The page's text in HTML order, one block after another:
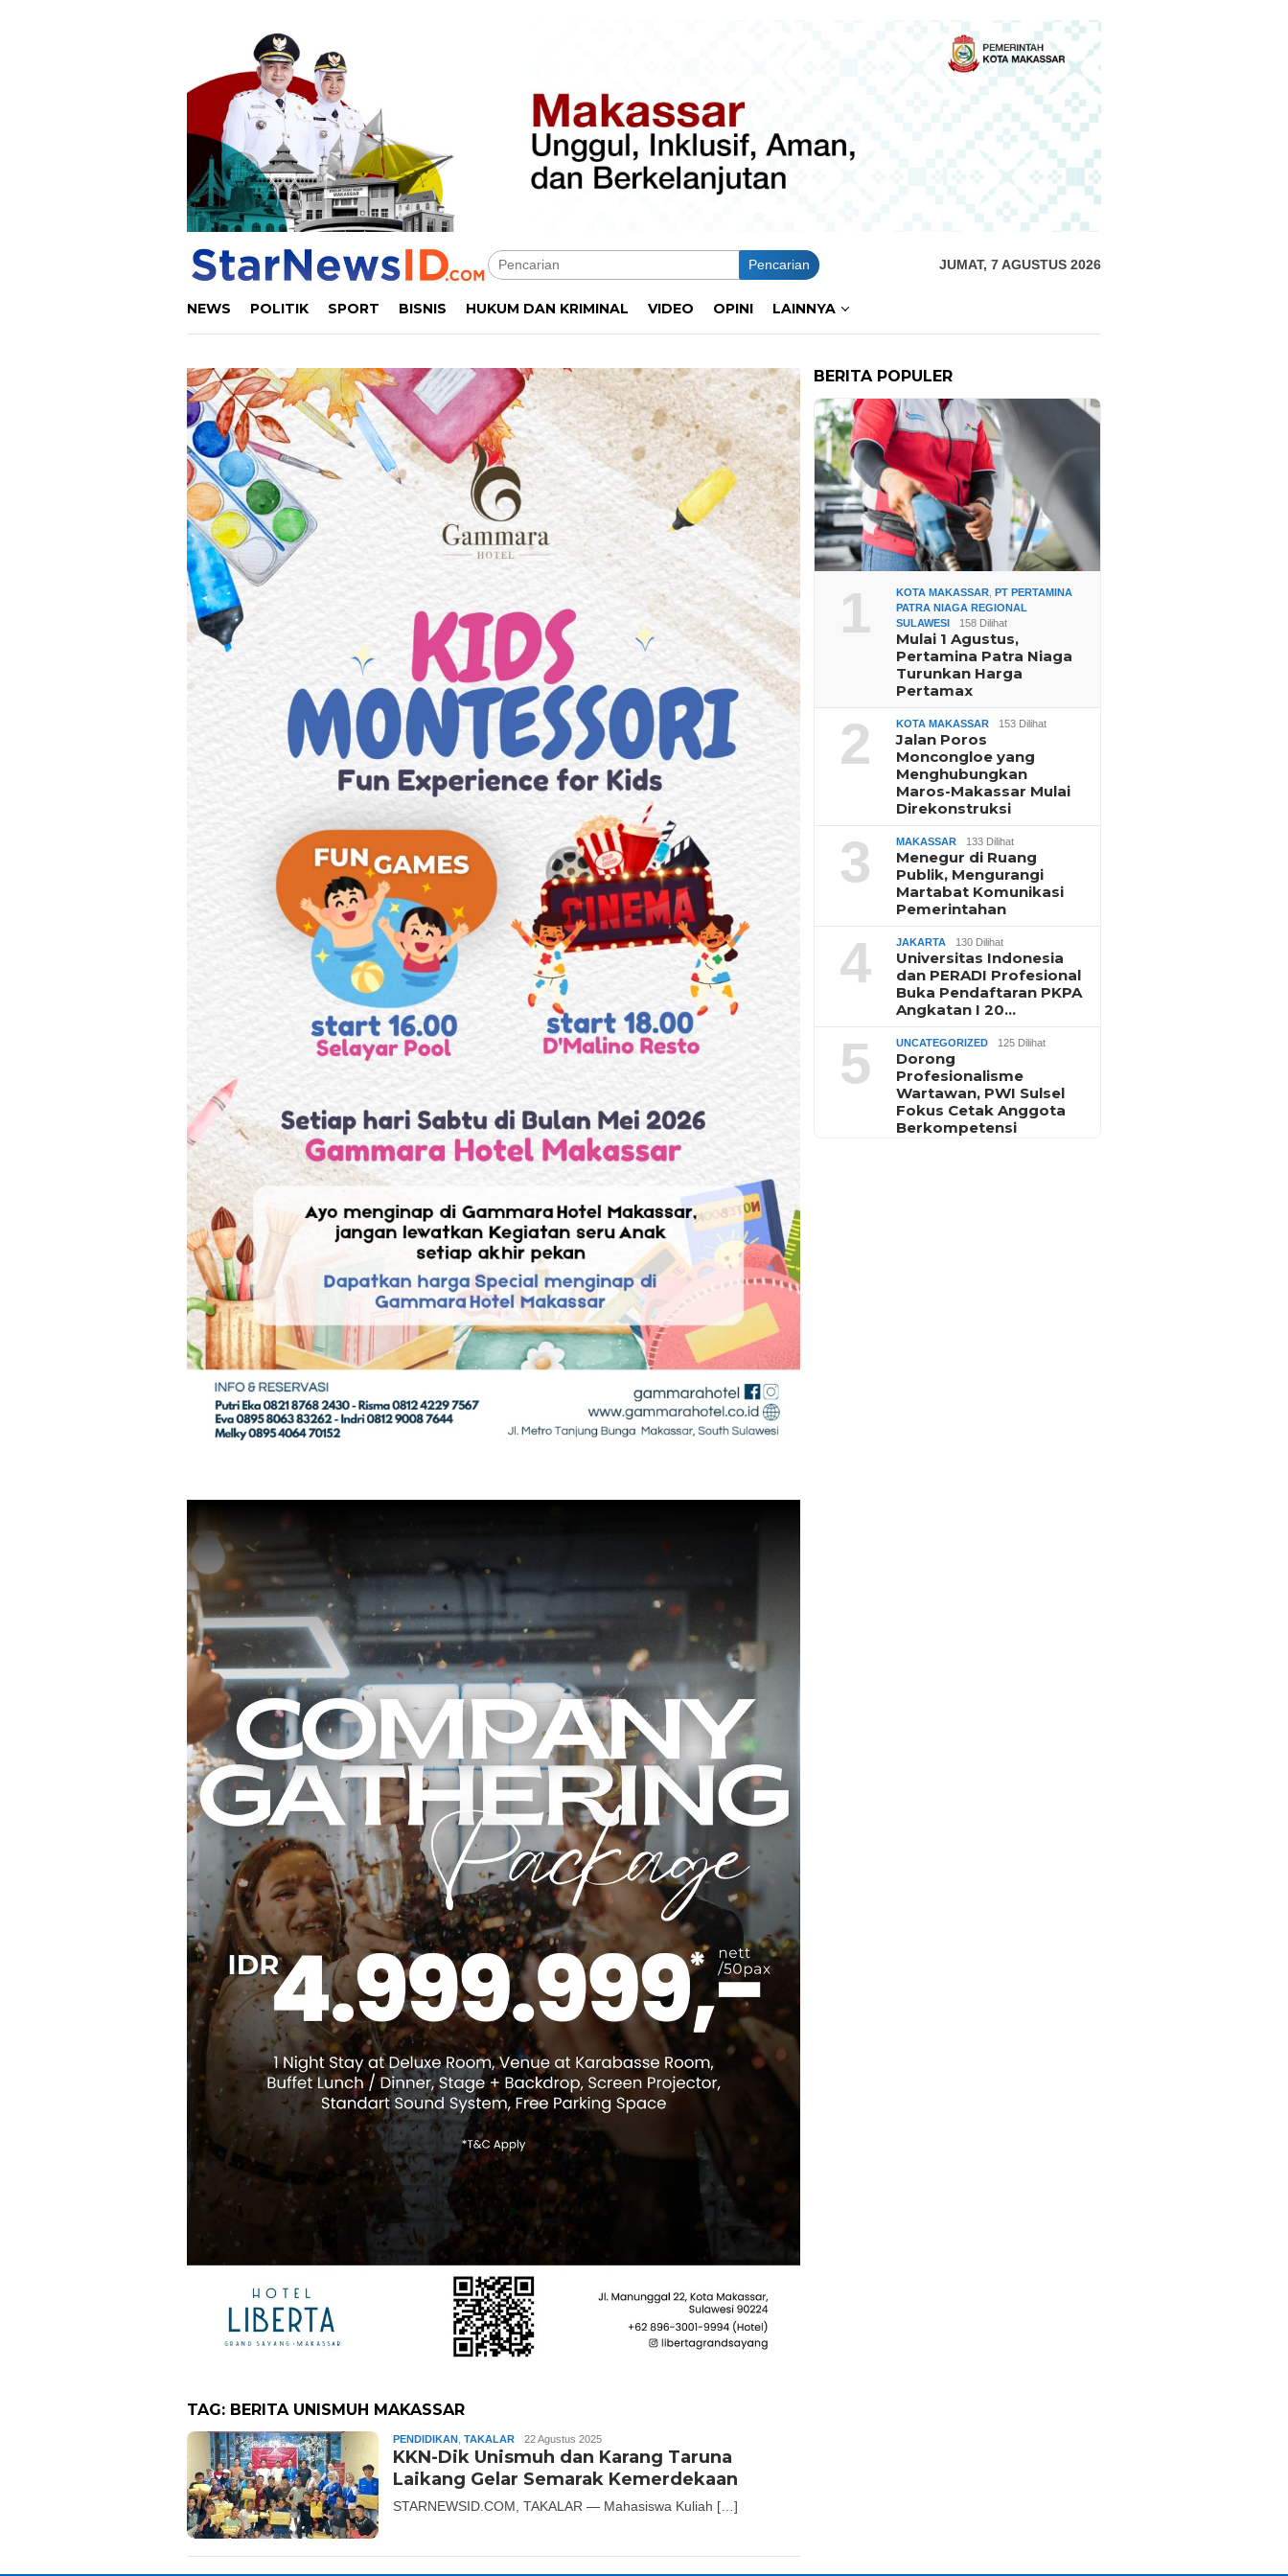
Pencarian JUMAT, 7 AGUSTUS 2026
NEWS POLITIK SPORT BISNIS HUKUM DAN KRIMINAL VIDEO OPINI LAINNYA
TAG: BERITA UNISMUH MAKASSAR
PENDIDIKAN TAKALAR Andika
22 Agustus 2025
KKN-Dik Unismuh dan Karang Taruna
Laikang Gelar Semarak Kemerdekaan
STARNEWSID.COM, TAKALAR — Mahasiswa Kuliah […]
BERITA POPULER
1 KOTA MAKASSAR ,PT PERTAMINA
PATRA NIAGA REGIONAL
SULAWESI
158 Dilihat
Mulai 1 Agustus,
Pertamina Patra Niaga
Turunkan Harga
Pertamax
2 KOTA MAKASSAR 153 Dilihat
Jalan Poros
Moncongloe yang
Menghubungkan
Maros-Makassar Mulai
Direkonstruksi
3 MAKASSAR 133 Dilihat
Menegur di Ruang
Publik, Mengurangi
Martabat Komunikasi
Pemerintahan
4 JAKARTA 130 Dilihat
Universitas Indonesia
dan PERADI Profesional
Buka Pendaftaran PKPA
Angkatan I 20…
5 UNCATEGORIZED 125 Dilihat
Dorong
Profesionalisme
Wartawan, PWI Sulsel
Fokus Cetak Anggota
Berkompetensi